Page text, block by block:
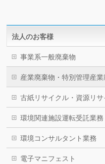
法人のお客様
事業系一般廃棄物
産業廃棄物・特別管理産業
古紙リサイクル・資源リ
環境関連施設運転受託業務
環境コンサルタント業務
電子マニフェスト